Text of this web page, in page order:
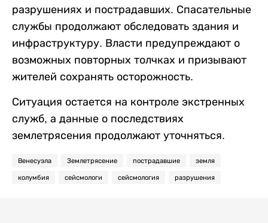
разрушениях и пострадавших. Спасательные
службы продолжают обследовать здания и
инфраструктуру. Власти предупреждают о
возможных повторных толчках и призывают
жителей сохранять осторожность.
Ситуация остается на контроле экстренных
служб, а данные о последствиях
землетрясения продолжают уточняться.
Венесуэла Землетрясение пострадавшие земля
колумбия сейсмологи сейсмология разрушения